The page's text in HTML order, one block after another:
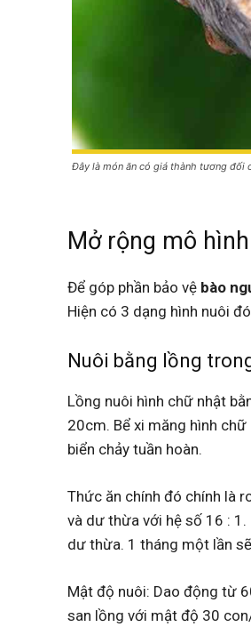
Đây là món ăn có giá thành tương đối
Mở rộng mô
Để góp phần bảo vệ bào
Hiện có 3 dạng hình nuôi
Nuôi bằng lồng
Lồng nuôi hình chữ nhật
20cm. Bể xi măng hình
biển chảy tuần hoàn.
Thức ăn chính đó chính là
và dư thừa với hệ số 16 :
dư thừa. 1 tháng một lần
Mật độ nuôi: Dao động từ
san lồng với mật độ 30